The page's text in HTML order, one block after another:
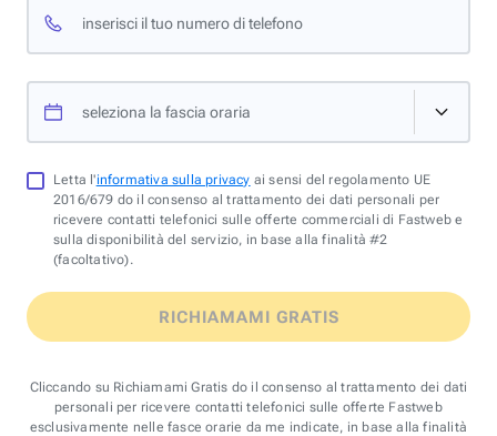
inserisci il tuo numero di telefono
seleziona la fascia oraria
Letta l'informativa sulla privacy ai sensi del regolamento UE
2016/679 do il consenso al trattamento dei dati personali per
ricevere contatti telefonici sulle offerte commerciali di Fastweb e
sulla disponibilità del servizio, in base alla finalità #2
(facoltativo).
RICHIAMAMI GRATIS
Cliccando su Richiamami Gratis do il consenso al trattamento dei dati
personali per ricevere contatti telefonici sulle offerte Fastweb
esclusivamente nelle fasce orarie da me indicate, in base alla finalità